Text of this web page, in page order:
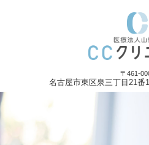
〒461-
名古屋市東区泉三丁目21番